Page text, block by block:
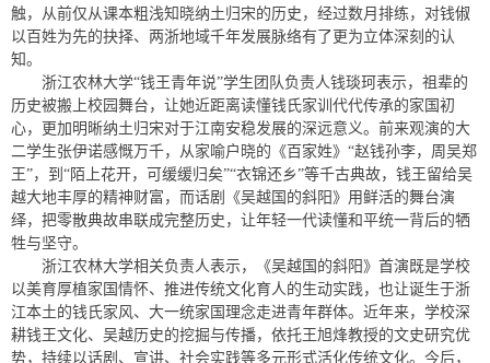
触，从前仅从课本粗浅知晓纳土归宋的历史，经过数月排练，对钱俶
以百姓为先的抉择、两浙地域千年发展脉络有了更为立体深刻的认
知。
浙江农林大学“钱王青年说”学生团队负责人钱琰珂表示，祖辈的
历史被搬上校园舞台，让她近距离读懂钱氏家训代代传承的家国初
心，更加明晰纳土归宋对于江南安稳发展的深远意义。前来观演的大
二学生张伊诺感慨万千，从家喻户晓的《百家姓》“赵钱孙李，周吴郑
王”，到“陌上花开，可缓缓归矣”“衣锦还乡”等千古典故，钱王留给吴
越大地丰厚的精神财富，而话剧《吴越国的斜阳》用鲜活的舞台演
绎，把零散典故串联成完整历史，让年轻一代读懂和平统一背后的牺
牲与坚守。
浙江农林大学相关负责人表示，《吴越国的斜阳》首演既是学校
以美育厚植家国情怀、推进传统文化育人的生动实践，也让诞生于浙
江本土的钱氏家风、大一统家国理念走进青年群体。近年来，学校深
耕钱王文化、吴越历史的挖掘与传播，依托王旭烽教授的文史研究优
势，持续以话剧、宣讲、社会实践等多元形式活化传统文化。今后，